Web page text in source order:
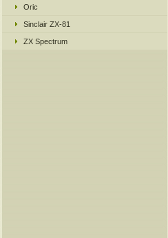
Oric
Sinclair ZX-81
ZX Spectrum